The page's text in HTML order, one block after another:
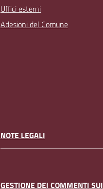
Uffici esterni
Adesioni del Comune
NOTE LEGALI
GESTIONE DEI COMMENTI SUI